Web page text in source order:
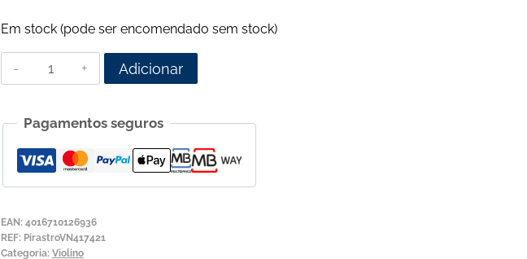
Em stock (pode ser encomendado sem stock)
Quantidade
de
para
Violino
Pirastro
4ª
Sol
Adicionar
Pagamentos seguros
EAN: 4016710126936
REF: PirastroVN417421
Categoria: Violino